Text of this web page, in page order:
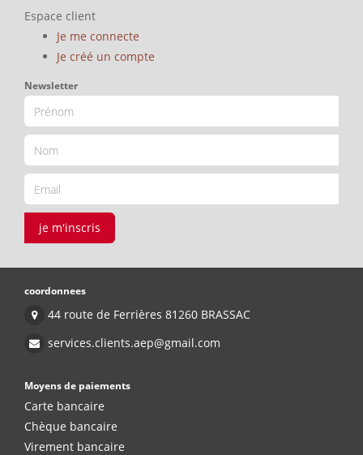
Espace client
Je me connecte
Je créé un compte
Newsletter
je m'inscris
coordonnees
44 route de Ferrières 81260 BRASSAC
services.clients.aep@gmail.com
Moyens de paiements
Carte bancaire
Chèque bancaire
Virement bancaire